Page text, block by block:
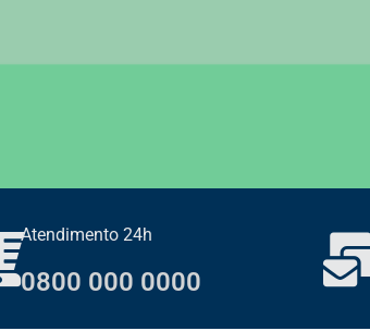
Atendimento 24h
0800 000 0000